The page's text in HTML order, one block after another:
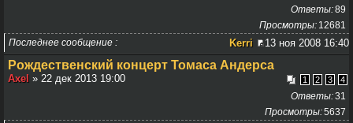
89
Ответы
12681
Просмотры
Последнее сообщение
Kerri 13 ноя 2008 16:40
Рождественский концерт Томаса Андерса
1 2 3 4
Axel » 22 дек 2013 19:00
31
Ответы
5637
Просмотры